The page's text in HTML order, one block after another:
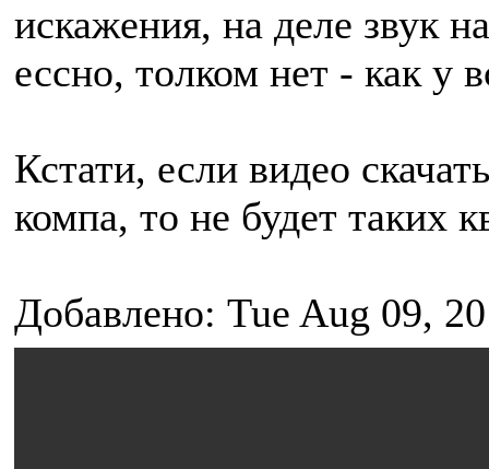
искажения, на деле звук
ессно, толком нет - как у
Кстати, если видео
компа, то не будет таких
Добавлено: Tue Aug 09,